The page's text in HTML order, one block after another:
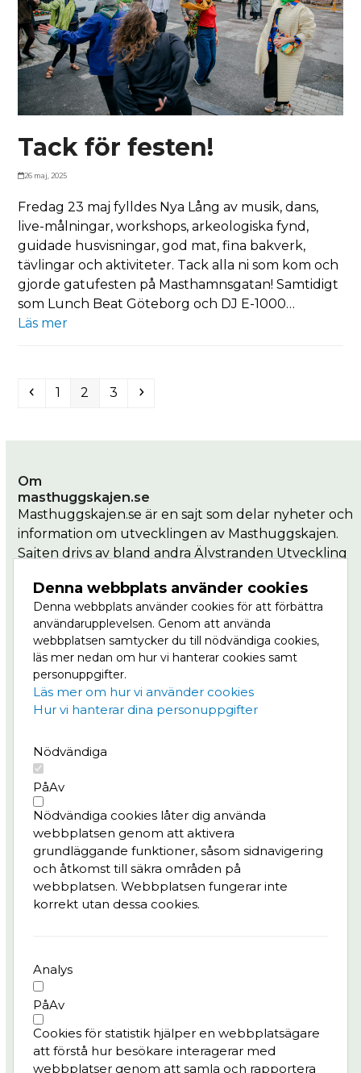
Denna webbplats använder cookies
Denna webbplats använder cookies för att förbättra
användarupplevelsen. Genom att använda
webbplatsen samtycker du till nödvändiga cookies,
läs mer nedan om hur vi hanterar cookies samt
personuppgifter.
Läs mer om hur vi använder cookies
Hur vi hanterar dina personuppgifter
Nödvändiga
PåAv
Nödvändiga cookies låter dig använda
webbplatsen genom att aktivera
grundläggande funktioner, såsom sidnavigering
och åtkomst till säkra områden på
webbplatsen. Webbplatsen fungerar inte
korrekt utan dessa cookies.
Analys
PåAv
Cookies för statistik hjälper en webbplatsägare
att förstå hur besökare interagerar med
webbplatser genom att samla och rapportera
Tack för festen!
26 maj, 2025
Fredag 23 maj fylldes Nya Lång av musik, dans,
live-målningar, workshops, arkeologiska fynd,
guidade husvisningar, god mat, fina bakverk,
tävlingar och aktiviteter. Tack alla ni som kom och
gjorde gatufesten på Masthamnsgatan! Samtidigt
som Lunch Beat Göteborg och DJ E-1000…
Läs mer
Previous
Page
1 Page
2 Page
3 Next
Om
masthuggskajen.se
Masthuggskajen.se är en sajt som delar nyheter och
information om utvecklingen av Masthuggskajen.
Sajten drivs av bland andra Älvstranden Utveckling
Masthuggkajen är en del av Vision Älvstaden,
Nordens största stadsutvecklingsprojekt där
centrala Göteborg ska växa till dubbel storlek, på
båda sidor om älven. Läs mer om Masthuggskajen
på Göteborg växer.
Projektet
Nyheter
Bygg- och trafikinfo
Konst & kultur
Frågor & svar
Integritetspolicy
Älvstranden Utveckling AB
pedro.batista@alvstranden.goteborg.se
Har du frågor till projektet?
Kontakta oss:
info.masthuggskajen@alvstranden.goteborg.se